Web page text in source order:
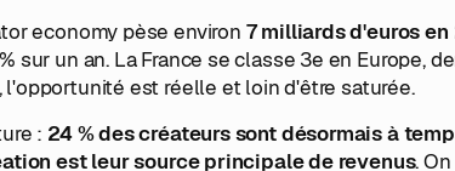
economy pèse environ 7 milliards d'euros
sur un an. La France se classe 3e en Europe,
est réelle et loin d'être saturée.
: 24 % des créateurs sont désormais à
est leur source principale de revenus.